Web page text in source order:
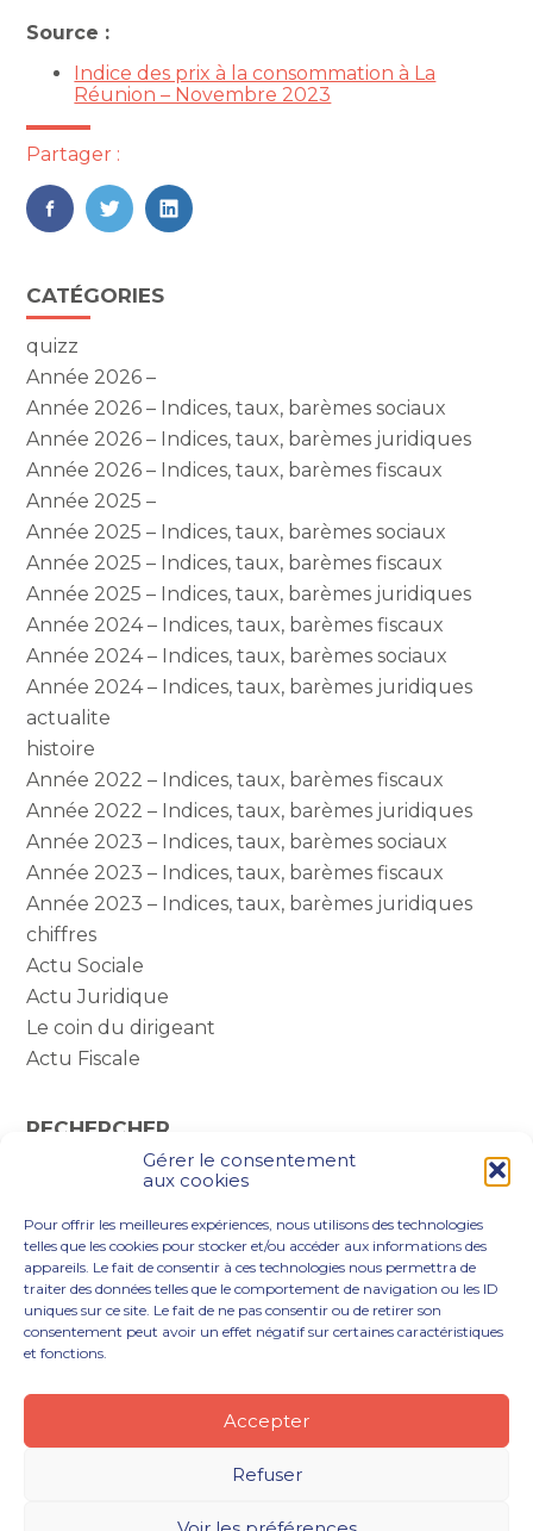
Gérer le consentement
aux cookies
Pour offrir les meilleures expériences, nous utilisons des technologies
telles que les cookies pour stocker et/ou accéder aux informations des
appareils. Le fait de consentir à ces technologies nous permettra de
traiter des données telles que le comportement de navigation ou les ID
uniques sur ce site. Le fait de ne pas consentir ou de retirer son
consentement peut avoir un effet négatif sur certaines caractéristiques
et fonctions.
Accepter
Refuser
Source :
Indice des prix à la consommation à La
Réunion – Novembre 2023
Partager :
FaceBook
TwitterLinkedIn
Blog
sidebar
CATÉGORIES
quizz
Année 2026 –
Année 2026 – Indices, taux, barèmes sociaux
Année 2026 – Indices, taux, barèmes juridiques
Année 2026 – Indices, taux, barèmes fiscaux
Année 2025 –
Année 2025 – Indices, taux, barèmes sociaux
Année 2025 – Indices, taux, barèmes fiscaux
Année 2025 – Indices, taux, barèmes juridiques
Année 2024 – Indices, taux, barèmes fiscaux
Année 2024 – Indices, taux, barèmes sociaux
Année 2024 – Indices, taux, barèmes juridiques
actualite
histoire
Année 2022 – Indices, taux, barèmes fiscaux
Année 2022 – Indices, taux, barèmes juridiques
Année 2023 – Indices, taux, barèmes sociaux
Année 2023 – Indices, taux, barèmes fiscaux
Année 2023 – Indices, taux, barèmes juridiques
chiffres
Actu Sociale
Actu Juridique
Le coin du dirigeant
Actu Fiscale
RECHERCHER
Rechercher :
Principale
NOS OUTILS DIGITAUX
NOTRE CABINET
NOUS REJOINDRE
ACTUALITÉS CONTACT
MENTIONS LÉGALES